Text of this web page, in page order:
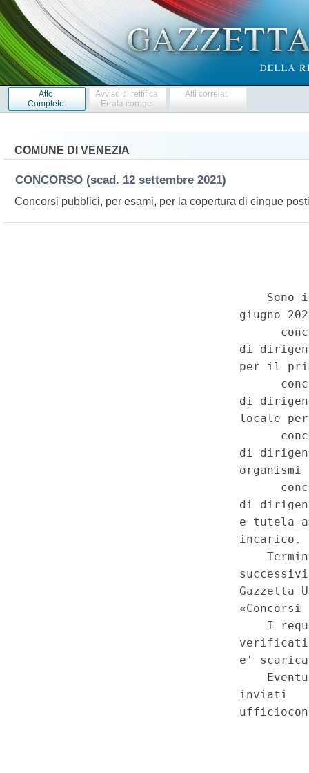
Atto
Completo
Avviso di rettifica
Errata corrige
Atti correlati
COMUNE DI VENEZIA
CONCORSO (scad. 12 settembre 2021)
Concorsi pubblici, per esami, per la copertura di cinque